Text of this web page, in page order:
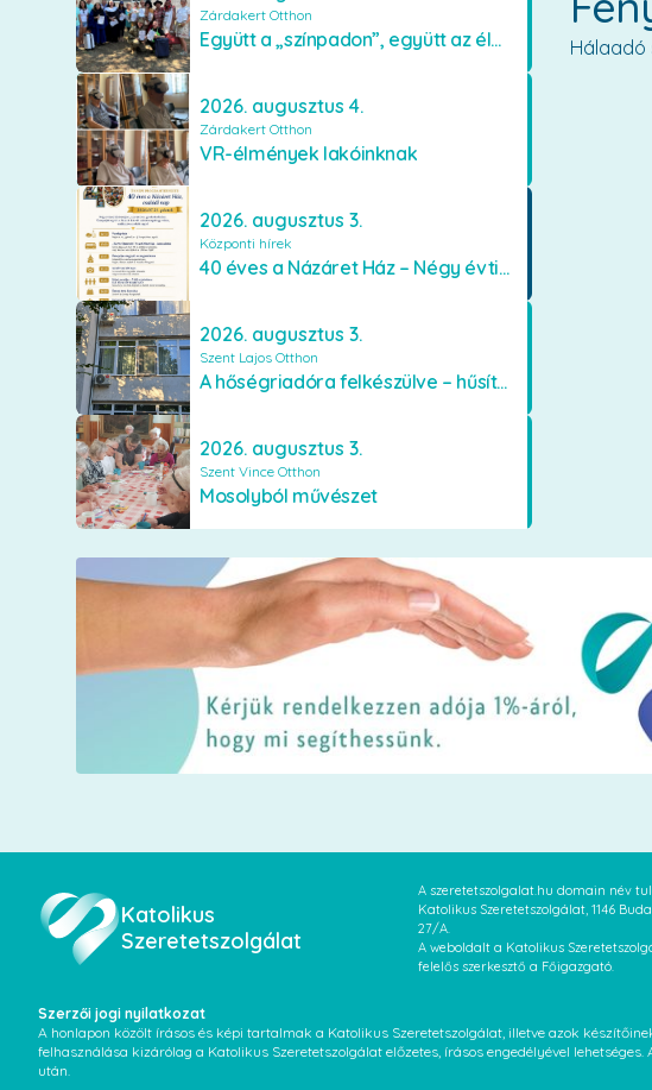
Zárdakert Otthon
Együtt a „színpadon”, együtt az élményekért 🎭✨
2026. augusztus 4.
Zárdakert Otthon
VR-élmények lakóinknak
2026. augusztus 3.
Központi hírek
40 éves a Názáret Ház – Négy évtized szeretetben és gondoskodásban
2026. augusztus 3.
Szent Lajos Otthon
A hőségriadóra felkészülve – hűsítő fejlesztések a Szent Lajos Otthonban
2026. augusztus 3.
Szent Vince Otthon
Mosolyból művészet
Hálaadó
Katolikus
Szeretetszolgálat
A szeretetszolgalat.hu domain név
Katolikus Szeretetszolgálat, 1146
27/A.
A weboldalt a Katolikus
felelős szerkesztő a Főigazgató.
Szerzői jogi nyilatkozat
A honlapon közölt írásos és képi tartalmak a Katolikus Szeretetszolgálat, illetve azok
felhasználása kizárólag a Katolikus Szeretetszolgálat előzetes, írásos engedélyével
után.